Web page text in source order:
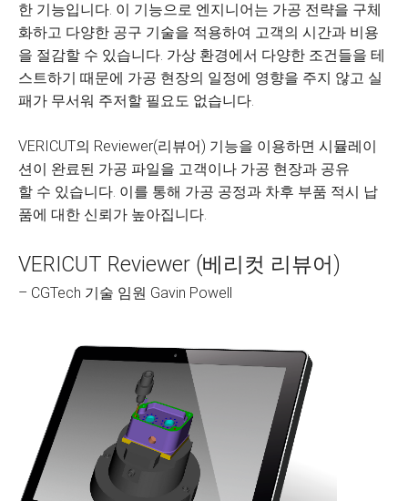
한 기능입니다. 이 기능으로 엔지니어는 가공 전략을 구체
화하고 다양한 공구 기술을 적용하여 고객의 시간과 비용
을 절감할 수 있습니다. 가상 환경에서 다양한 조건들을 테
스트하기 때문에 가공 현장의 일정에 영향을 주지 않고 실
패가 무서워 주저할 필요도 없습니다.
VERICUT의 Reviewer(리뷰어) 기능을 이용하면 시뮬레이
션이 완료된 가공 파일을 고객이나 가공 현장과 공유
할 수 있습니다. 이를 통해 가공 공정과 차후 부품 적시 납
품에 대한 신뢰가 높아집니다.
VERICUT Reviewer (베리컷 리뷰어)
– CGTech 기술 임원 Gavin Powell